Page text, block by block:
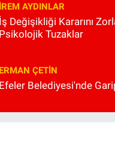
İREM AYDINLAR
İş Değişikliği Kararını
Psikolojik Tuzaklar
ERMAN ÇETIN
Efeler Belediyesi'nde